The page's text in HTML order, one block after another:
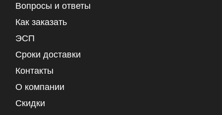
Вопросы и ответы
Как заказать
ЭСП
Сроки доставки
Контакты
О компании
Скидки